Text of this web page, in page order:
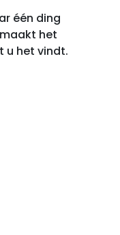
één ding
het
u het vindt.